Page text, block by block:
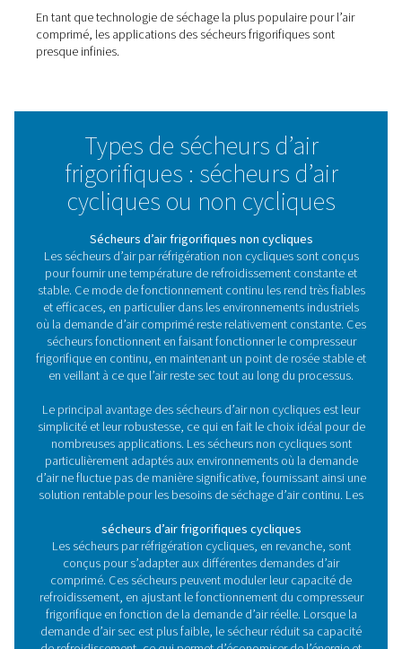
COOL 12-272 - Sécheurs par
cycliques
La série COOL 12-272 offre une solution économique
frigorifique non cyclique conçue pour éliminer
l'humidité de votre circuit d'air comprimé. Construite
fiabilité reconnue de Pneumatech, la gamme COOL
moyen économique d'assurer un air sec et propre, ce
choix idéal pour maintenir les performances et la
équipement.